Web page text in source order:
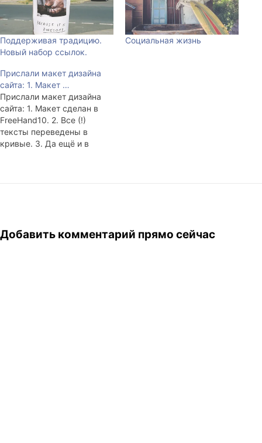
Поддерживая традицию.
Новый набор ссылок.
Социальная жизнь
Прислали макет дизайна
сайта: 1. Макет …
Прислали макет дизайна
сайта: 1. Макет сделан в
FreeHand10. 2. Все (!)
тексты переведены в
кривые. 3. Да ещё и в
Добавить комментарий прямо сейчас